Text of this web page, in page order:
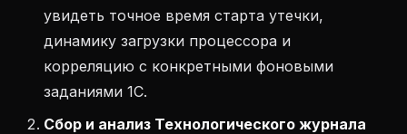
увидеть точное время старта утечки,
динамику загрузки процессора и
корреляцию с конкретными фоновыми
заданиями 1С.
Сбор и анализ Технологического журнала